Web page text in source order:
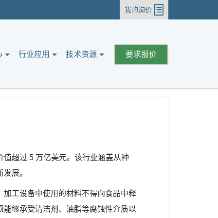
我的询价
要求报价
行业应用 技术资源
超过 5 万亿美元。该行业涵盖从种
展。
工设备中使用的材料不得向食品中释
够承受清洁剂、油脂等腐蚀性介质以